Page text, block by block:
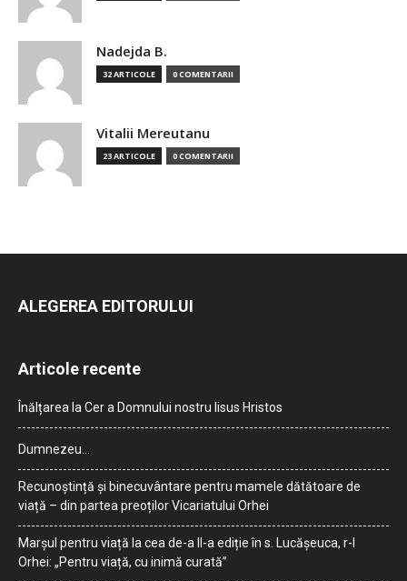
Nadejda B.
32 ARTICOLE 0 COMENTARII
Vitalii Mereutanu
23 ARTICOLE 0 COMENTARII
ALEGEREA EDITORULUI
Articole recente
Înălțarea la Cer a Domnului nostru Iisus Hristos
Dumnezeu…
Recunoștință și binecuvântare pentru mamele dătătoare de
viață – din partea preoților Vicariatului Orhei
Marșul pentru viață la cea de-a II-a ediție în s. Lucășeuca, r-l
Orhei: „Pentru viață, cu inimă curată”